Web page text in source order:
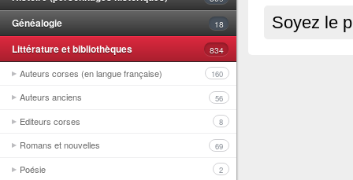
Généalogie 18
Littérature et bibliothèques 834
Auteurs corses (en langue française) 160
Auteurs anciens 56
Editeurs corses 8
Romans et nouvelles 69
Poésie 2
Soyez le